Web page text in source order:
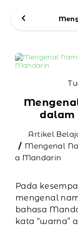
dalam
Artikel
Mengenal
a Mandarin
Pada
mengenal
bahasa
kata “warna”